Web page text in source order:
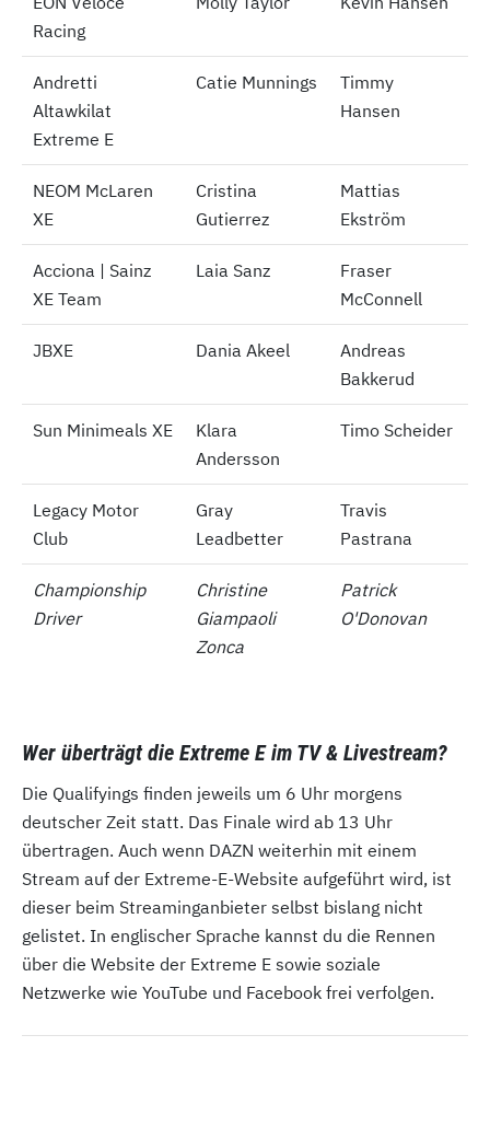
Racing
Andretti
Altawkilat
Extreme E
Catie Munnings
Timmy
Hansen
NEOM McLaren
XE
Cristina
Gutierrez
Mattias
Ekström
Acciona | Sainz
XE Team
Laia Sanz
Fraser
McConnell
JBXE Dania Akeel
Andreas
Bakkerud
Sun Minimeals XE
Klara
Andersson
Timo Scheider
Legacy Motor
Club
Gray
Leadbetter
Travis
Pastrana
Championship
Driver
Christine
Giampaoli
Zonca
Patrick
O'Donovan
Racing
Andretti
Altawkilat
Extreme E
NEOM McLaren
XE
Acciona | Sainz
XE Team
JBXE
Sun Minimeals XE
Legacy Motor
Club
Championship
Driver
Wer überträgt die Extreme E im TV & Livestream?
Die Qualifyings finden jeweils um 6 Uhr morgens
deutscher Zeit statt. Das Finale wird ab 13 Uhr
übertragen. Auch wenn DAZN weiterhin mit einem
Stream auf der Extreme-E-Website aufgeführt wird, ist
dieser beim Streaminganbieter selbst bislang nicht
gelistet. In englischer Sprache kannst du die Rennen
über die Website der Extreme E sowie soziale
Netzwerke wie YouTube und Facebook frei verfolgen.